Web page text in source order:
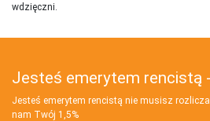
wdzięczni.
Jesteś emerytem rencistą
Jesteś emerytem rencistą nie musisz
nam Twój 1,5%